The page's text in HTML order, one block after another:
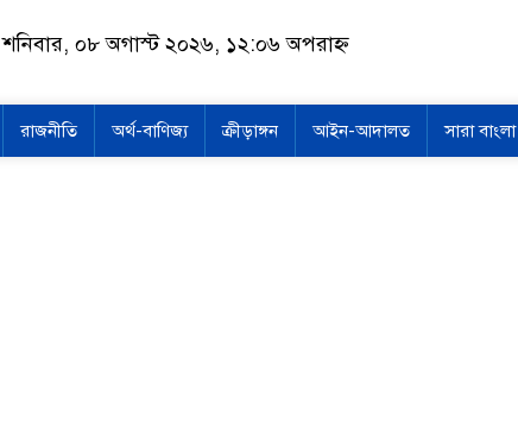
শনিবার, ০৮ অগাস্ট ২০২৬, ১২:০৬ অপরাহ্ন
রাজনীতি অর্থ-বাণিজ্য ক্রীড়াঙ্গন আইন-আদালত সারা বাংলা